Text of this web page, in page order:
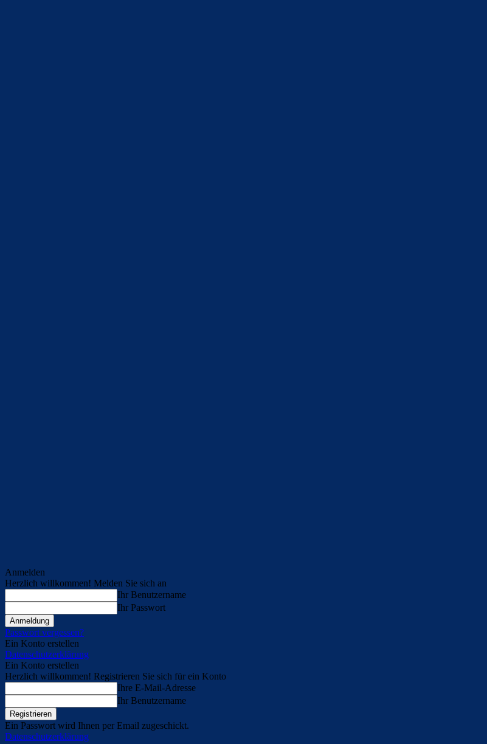
Anmelden
Herzlich willkommen! Melden Sie sich an
Ihr Benutzername
Ihr Passwort
Passwort vergessen?
Ein Konto erstellen
Datenschutzerklärung
Ein Konto erstellen
Herzlich willkommen! Registrieren Sie sich für ein Konto
Ihre E-Mail-Adresse
Ihr Benutzername
Ein Passwort wird Ihnen per Email zugeschickt.
Datenschutzerklärung